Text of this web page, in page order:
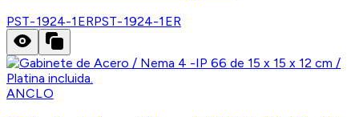
PST-1924-1ERPST-1924-1ER
ANCLO